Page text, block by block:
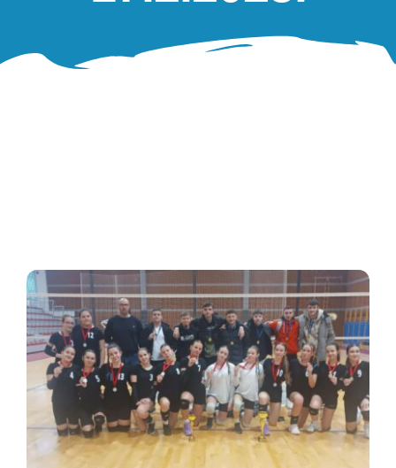
Oglasna ploča
Aktivnosti